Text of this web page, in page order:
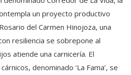
un proyecto productivo
del Carmen Hinojoza, una
resiliencia se sobrepone al
atiende una carnicería. El
denominado ‘La Fama’, se